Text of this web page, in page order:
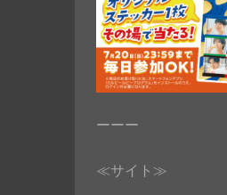
ーーー
≪サイト≫